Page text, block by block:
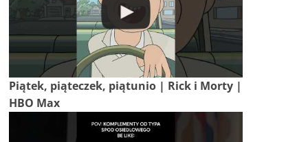
Piątek, piąteczek, piątunio | Rick i Morty |
HBO Max